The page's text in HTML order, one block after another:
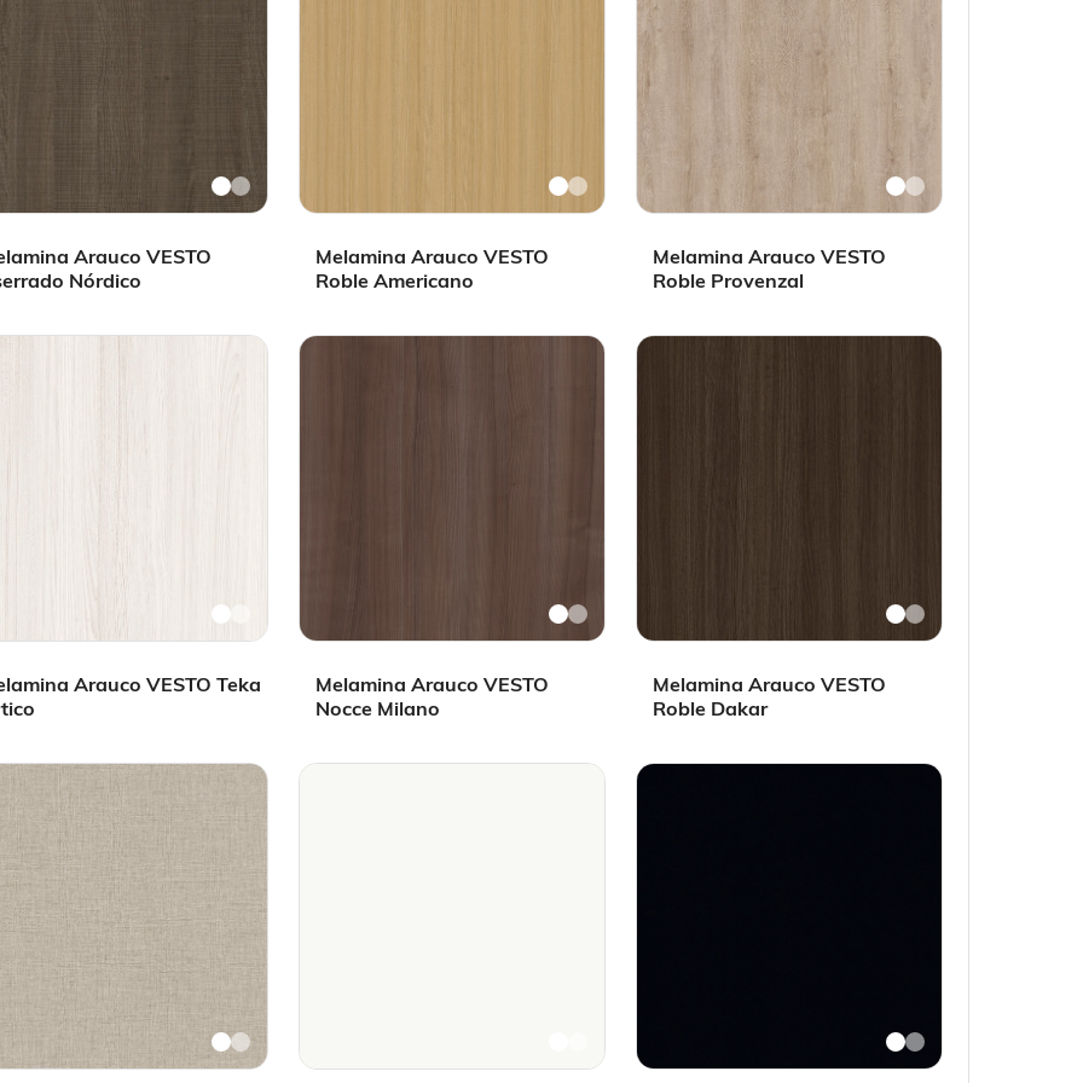
Arauco VESTO
Nórdico
Melamina Arauco VESTO
Roble Americano
Melamina Arauco VESTO
Roble Provenzal
Arauco VESTO Teka
Melamina Arauco VESTO
Nocce Milano
Melamina Arauco VESTO
Roble Dakar